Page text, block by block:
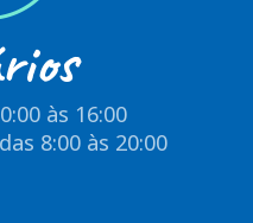
às 16:00
8:00 às 20:00